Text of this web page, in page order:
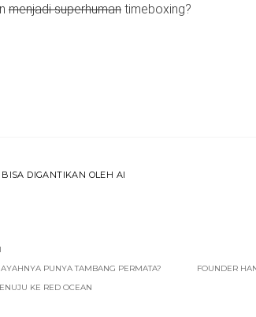
menjadi superhuman timeboxing?
DIGANTIKAN OLEH AI
PUNYA TAMBANG PERMATA?
KE RED OCEAN
FOUNDER